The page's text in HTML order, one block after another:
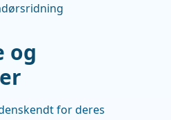
og
for deres